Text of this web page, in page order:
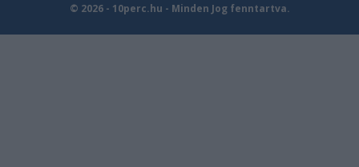
© 2026 - 10perc.hu - Minden Jog fenntartva.